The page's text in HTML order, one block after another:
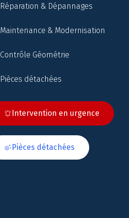
Réparation & Dépannages
Maintenance & Modernisation
Contrôle Géométrie
Pièces détachées
Intervention en urgence
Pièces détachées